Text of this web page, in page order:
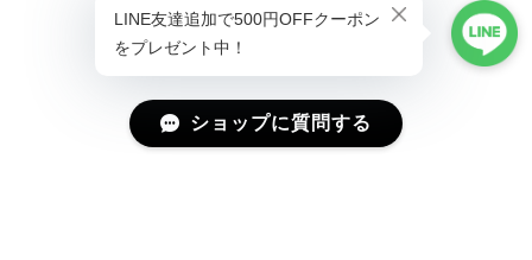
ショップに質問する